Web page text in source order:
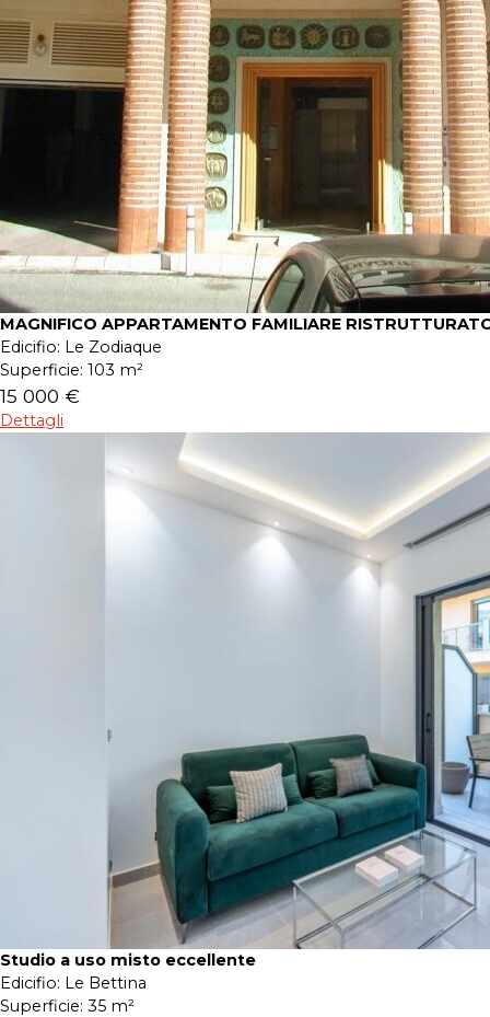
MAGNIFICO APPARTAMENTO FAMILIARE
Edicifio: Le Zodiaque
Superficie: 103 m²
15 000 €
Dettagli
Studio a uso misto eccellente
Edicifio: Le Bettina
Superficie: 35 m²